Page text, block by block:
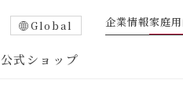
Global 企業情報家庭
公式ショップ